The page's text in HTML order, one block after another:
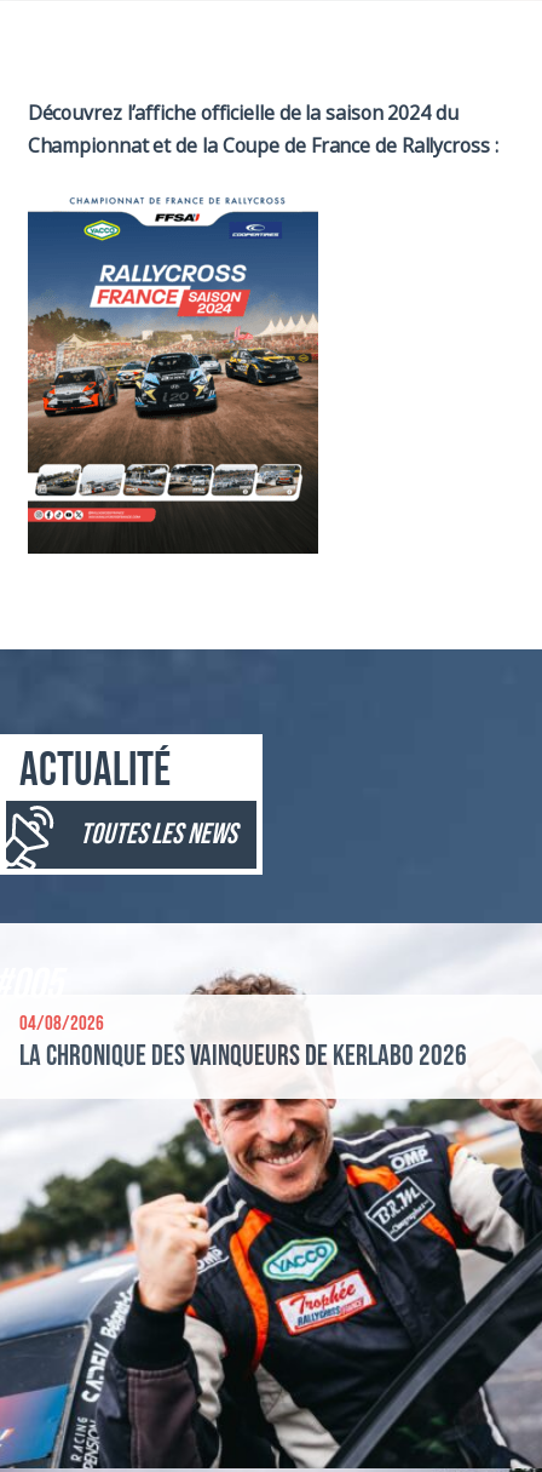
Découvrez l’affiche officielle de la saison 2024 du
Championnat et de la Coupe de France de Rallycross :
Actualité
toutes les news
04/08/2026
La chronique des vainqueurs de Kerlabo 2026